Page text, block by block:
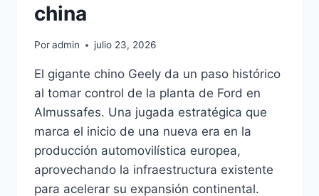
china
Poradmin julio 23, 2026
El gigante chino Geely da un paso histórico
al tomar control de la planta de Ford en
Almussafes. Una jugada estratégica que
marca el inicio de una nueva era en la
producción automovilística europea,
aprovechando la infraestructura existente
para acelerar su expansión continental.